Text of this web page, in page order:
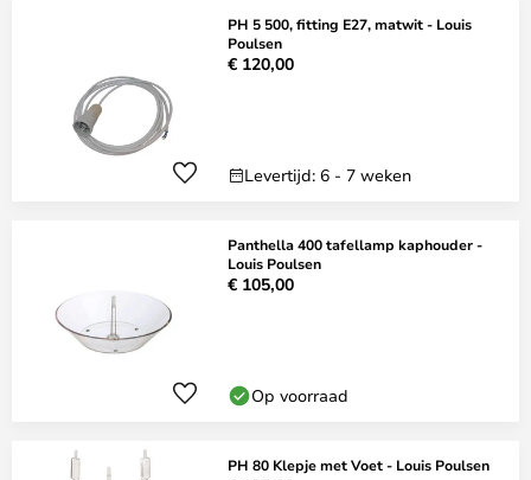
PH 5 500, fitting E27, matwit - Louis
Poulsen
€ 120,00
Levertijd: 6 - 7 weken
Panthella 400 tafellamp kaphouder -
Louis Poulsen
€ 105,00
Op voorraad
PH 80 Klepje met Voet - Louis Poulsen